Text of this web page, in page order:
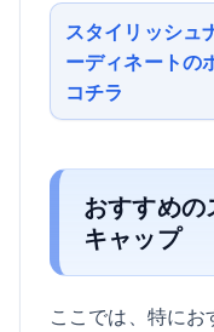
スタイリッシュ
ーディネートの
コチラ
おすすめ
キャップ
ここでは、特に